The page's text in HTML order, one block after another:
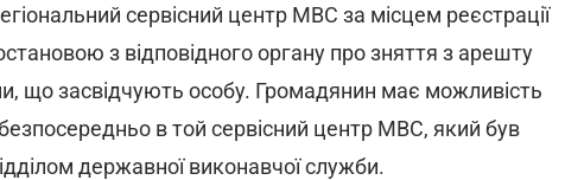
сервісний центр МВС за місцем реєстрації
з відповідного органу про зняття з арешту
що засвідчують особу. Громадянин має можливість
в той сервісний центр МВС, який був
державної виконавчої служби.